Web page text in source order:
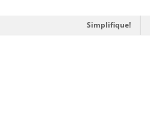
Simplifique!